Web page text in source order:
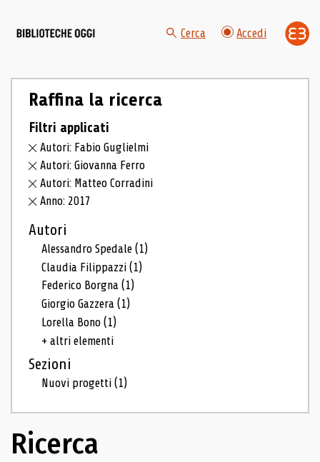
Cerca Accedi
Raffina la ricerca
Filtri applicati
Autori: Fabio Guglielmi
Autori: Giovanna Ferro
Autori: Matteo Corradini
Anno: 2017
Autori
Alessandro Spedale(1)
Claudia Filippazzi(1)
Federico Borgna(1)
Giorgio Gazzera(1)
Lorella Bono(1)
+ altri elementi
Sezioni
Nuovi progetti(1)
Ricerca